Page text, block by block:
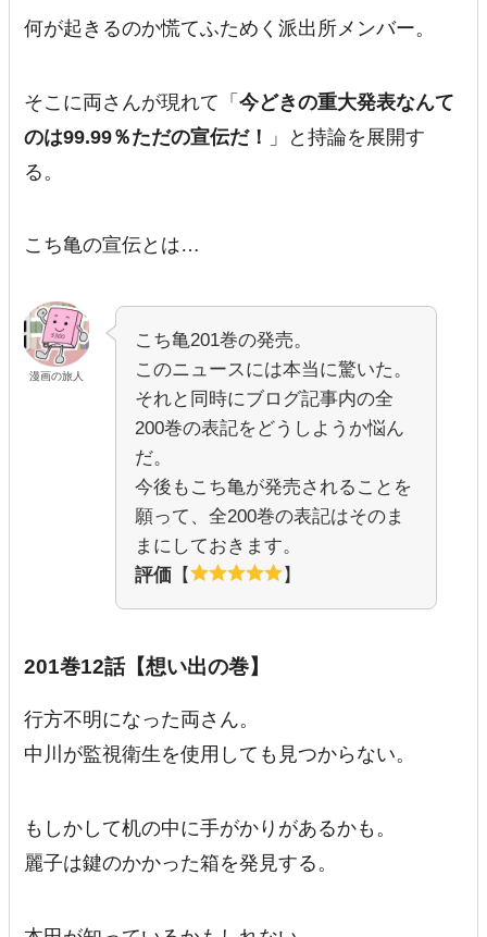
何が起きるのか慌てふためく派出所メンバー。
そこに両さんが現れて「今どきの重大発表なんて
のは99.99％ただの宣伝だ！
」と持論を展開す
る。
こち亀の宣伝とは…
漫画の旅人
こち亀201巻の発売。
このニュースには本当に驚いた。
それと同時にブログ記事内の全
200巻の表記をどうしようか悩ん
だ。
今後もこち亀が発売されることを
願って、全200巻の表記はそのま
まにしておきます。
評価 【 】
201巻12話【想い出の巻】
行方不明になった両さん。
中川が監視衛生を使用しても見つからない。
もしかして机の中に手がかりがあるかも。
麗子は鍵のかかった箱を発見する。